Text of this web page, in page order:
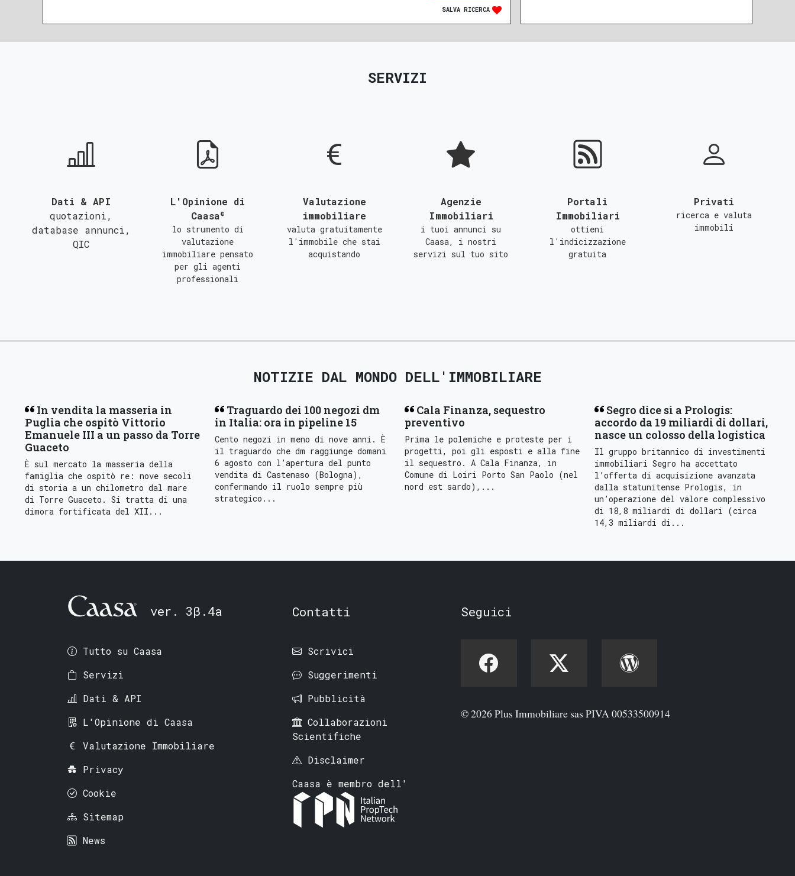
RISTRUTTURATO
SALVA RICERCA
SERVIZI
Dati & API
quotazioni,
database annunci,
QIC
L'Opinione di
Caasa©
lo strumento di
valutazione
immobiliare pensato
per gli agenti
professionali
Valutazione
immobiliare
valuta gratuitamente
l'immobile che stai
acquistando
Agenzie
Immobiliari
i tuoi annunci su
Caasa, i nostri
servizi sul tuo sito
Portali
Immobiliari
ottieni
l'indicizzazione
gratuita
Privati
ricerca e valuta
immobili
NOTIZIE DAL MONDO DELL'IMMOBILIARE
In vendita la masseria in
Puglia che ospitò Vittorio
Emanuele III a un passo da Torre
Guaceto
È sul mercato la masseria della
famiglia che ospitò re: nove secoli
di storia a un chilometro dal mare
di Torre Guaceto. Si tratta di una
dimora fortificata del XII...
Traguardo dei 100 negozi dm
in Italia: ora in pipeline 15
Cento negozi in meno di nove anni. È
il traguardo che dm raggiunge domani
6 agosto con l’apertura del punto
vendita di Castenaso (Bologna),
confermando il ruolo sempre più
strategico...
Cala Finanza, sequestro
preventivo
Prima le polemiche e proteste per i
progetti, poi gli esposti e alla fine
il sequestro. A Cala Finanza, in
Comune di Loiri Porto San Paolo (nel
nord est sardo),...
Segro dice sì a Prologis:
accordo da 19 miliardi di dollari,
nasce un colosso della logistica
Il gruppo britannico di investimenti
immobiliari Segro ha accettato
l’offerta di acquisizione avanzata
dalla statunitense Prologis, in
un’operazione del valore complessivo
di 18,8 miliardi di dollari (circa
14,3 miliardi di...
ver. 3β.4a
Tutto su Caasa
Servizi
Dati & API
L'Opinione di Caasa
Valutazione Immobiliare
Privacy
Cookie
Sitemap
News
Contatti
Scrivici
Suggerimenti
Pubblicità
Collaborazioni
Scientifiche
Disclaimer
Caasa è membro dell'
Seguici
© 2026 Plus Immobiliare sas PIVA 00533500914